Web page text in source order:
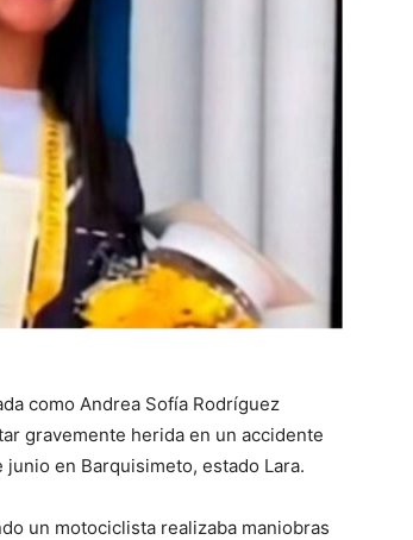
como Andrea Sofía Rodríguez
gravemente herida en un accidente
en Barquisimeto, estado Lara.
un motociclista realizaba maniobras